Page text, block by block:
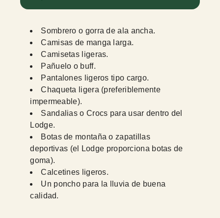
Sombrero o gorra de ala ancha.
Camisas de manga larga.
Camisetas ligeras.
Pañuelo o buff.
Pantalones ligeros tipo cargo.
Chaqueta ligera (preferiblemente
impermeable).
Sandalias o Crocs para usar dentro del
Lodge.
Botas de montaña o zapatillas
deportivas (el Lodge proporciona botas de
goma).
Calcetines ligeros.
Un poncho para la lluvia de buena
calidad.